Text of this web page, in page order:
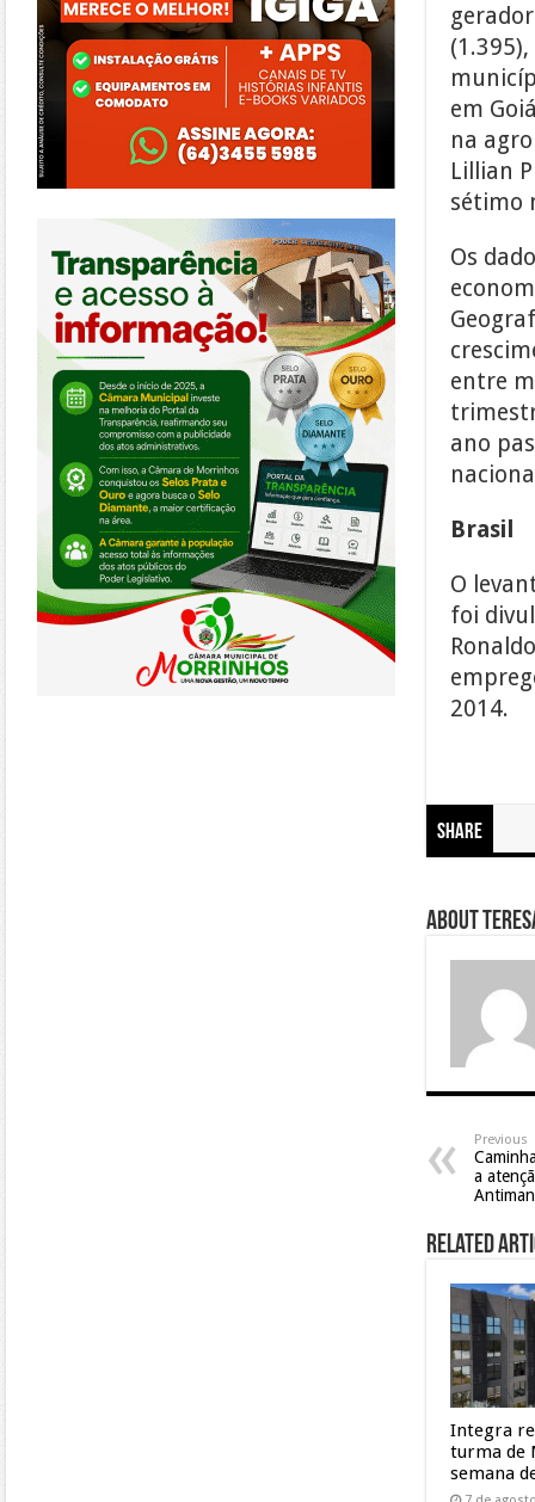
em
na
Lillian
sétimo
Os
entre
ano
Brasil
O
foi
2014.
Share
About
Previous
a
Related
Integra
turma de
semana
https://morrinhos.go.leg.br/